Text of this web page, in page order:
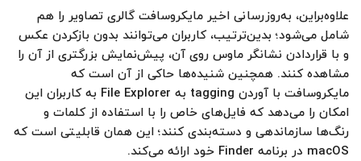
علاوه‌براین، به‌روزرسانی اخیر مایکروسافت گالری تصاویر را هم
شامل می‌شود؛‌ بدین‌ترتیب، کاربران می‌توانند بدون بازکردن عکس
و با قراردادن نشانگر ماوس روی آن، پیش‌نمایش بزرگتری از آن را
مشاهده کنند. همچنین شنیده‌ها حاکی از آن است که
مایکروسافت با آوردن tagging به File Explorer به کاربران این
امکان را می‌دهد که فایل‌های خاص را با استفاده از کلمات و
رنگ‌ها سازماندهی و دسته‌بندی کنند؛ این همان قابلیتی است که
macOS در برنامه Finder خود ارائه می‌کند.